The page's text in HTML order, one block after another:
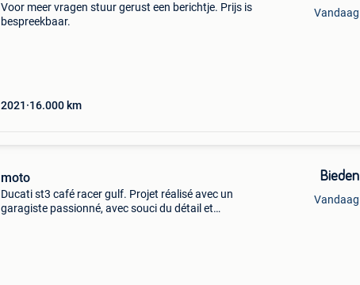
Voor meer vragen stuur gerust een berichtje. Prijs is
bespreekbaar.
2021 16.000 km
Vandaag
moto
Ducati st3 café racer gulf. Projet réalisé avec un
garagiste passionné, avec souci du détail et
Bieden
Vandaag